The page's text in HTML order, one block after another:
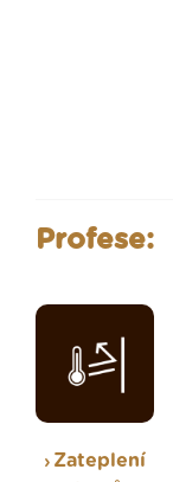
Profese:
Zateplení